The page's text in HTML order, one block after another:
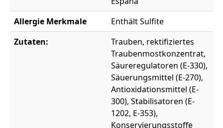
Allergie Merkmale
Enthält Sulfite
Zutaten:
Trauben, rektifiziertes
Traubenmostkonzentrat,
Säureregulatoren (E-330),
Säuerungsmittel (E-270),
Antioxidationsmittel (E-
300), Stabilisatoren (E-
1202, E-353),
Konservierungsstoffe